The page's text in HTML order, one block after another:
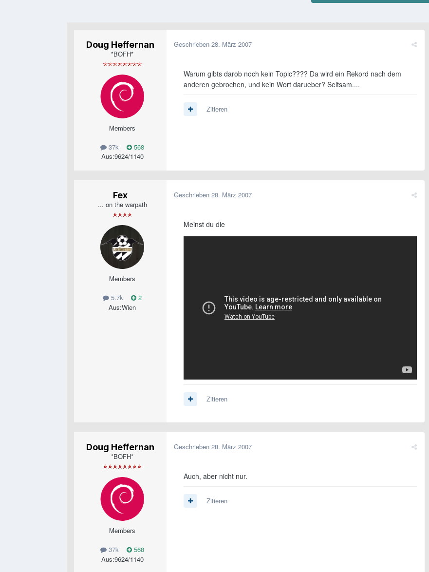
Doug Heffernan
*BOFH*
Members
37k
568
Aus:9624/1140
Geschrieben 28. März 2007
Warum gibts darob noch kein Topic???? Da wird ein Rekord nach dem
anderen gebrochen, und kein Wort darueber? Seltsam....
Zitieren
Fex
... on the warpath
Members
5.7k
2
Aus:Wien
Geschrieben 28. März 2007
Meinst du die
Zitieren
Doug Heffernan
*BOFH*
Members
37k
568
Aus:9624/1140
Geschrieben 28. März 2007
Auch, aber nicht nur.
Zitieren